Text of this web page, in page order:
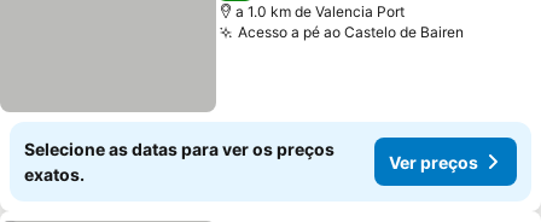
a 1.0 km de Valencia Port
Acesso a pé ao Castelo de Bairen
Selecione as datas para ver os preços
exatos.
Ver preços